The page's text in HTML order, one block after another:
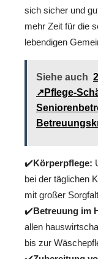
sich sicher und
mehr Zeit für die
lebendigen
Siehe auch
↗️Pflege-
✔️Körperpflege:
bei der täglichen
mit großer Sorgfalt
✔️Betreuung im
allen
bis zur